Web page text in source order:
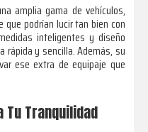
amplia gama de vehículos,
podrían lucir tan bien con
inteligentes y diseño
rápida y sencilla. Además, su
ese extra de equipaje que
Tu Tranquilidad